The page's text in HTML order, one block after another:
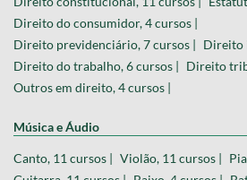
Direito do consumidor, 4 cursos |
Direito previdenciário, 7 cursos |
Direito
Direito do trabalho, 6 cursos |
Direito
Outros em direito, 4 cursos |
Música e Áudio
Canto, 11 cursos | Violão, 11 cursos |